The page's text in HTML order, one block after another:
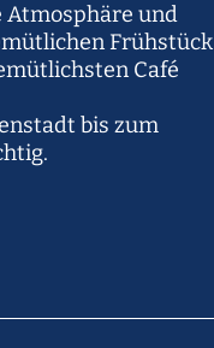
und
Frühstück
Café
bis zum